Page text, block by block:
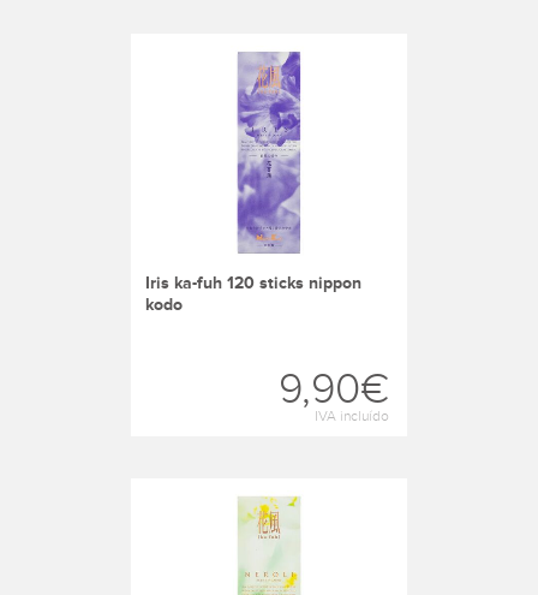
iris ka-fuh 120 sticks nippon
kodo
9,90€
IVA incluído